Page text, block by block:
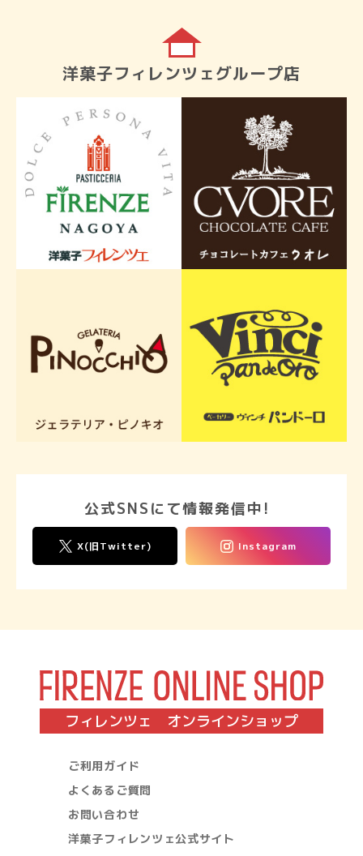
洋菓子フィレンツェグループ店
公式SNSにて情報発信中!
X(旧Twitter) Instagram
フィレンツェ オンラインショップ
ご利用ガイド
よくあるご質問
お問い合わせ
洋菓子フィレンツェ公式サイト